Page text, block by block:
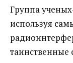
Группа
используя
таинственные